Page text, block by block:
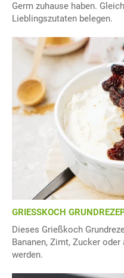
Germ zuhause haben.
Lieblingszutaten belegen.
GRIESSKOCH
Dieses Grießkoch
Bananen, Zimt, Zucker
werden.